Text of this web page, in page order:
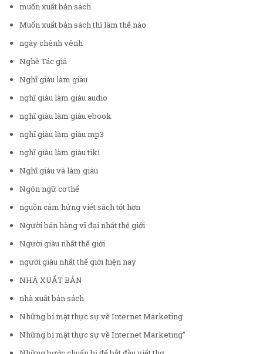
muốn xuất bản sách
Muốn xuất bản sách thì làm thế nào
ngày chênh vênh
Nghề Tác giả
Nghĩ giàu làm giàu
nghĩ giàu làm giàu audio
nghĩ giàu làm giàu ebook
nghĩ giàu làm giàu mp3
nghĩ giàu làm giàu tiki
Nghĩ giàu và làm giàu
Ngôn ngữ cơ thể
nguồn cảm hứng viết sách tốt hơn
Người bán hàng vĩ đại nhất thế giới
Người giàu nhất thế giới
người giàu nhất thế giới hiện nay
NHÀ XUẤT BẢN
nhà xuất bản sách
Những bí mật thực sự về Internet Marketing
Những bí mật thực sự về Internet Marketing”